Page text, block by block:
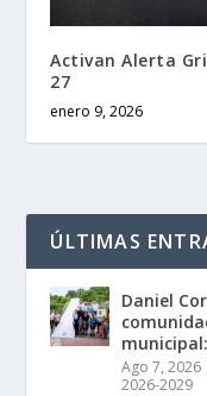
Activan Alerta
27
enero 9, 2026
ÚLTIMAS
Daniel
Ago 7, 2026
2026-2029